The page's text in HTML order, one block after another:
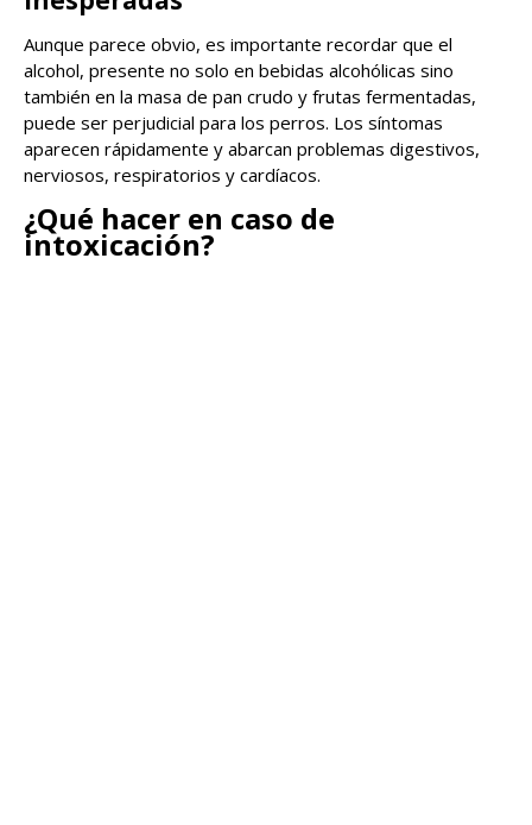
Aunque parece obvio, es importante recordar que el
alcohol, presente no solo en bebidas alcohólicas sino
también en la masa de pan crudo y frutas fermentadas,
puede ser perjudicial para los perros. Los síntomas
aparecen rápidamente y abarcan problemas digestivos,
nerviosos, respiratorios y cardíacos.
¿Qué hacer en caso de
intoxicación?